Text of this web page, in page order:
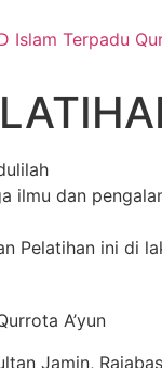
ilmu dan
Pelatihan ini di
A’yun
Jamin,